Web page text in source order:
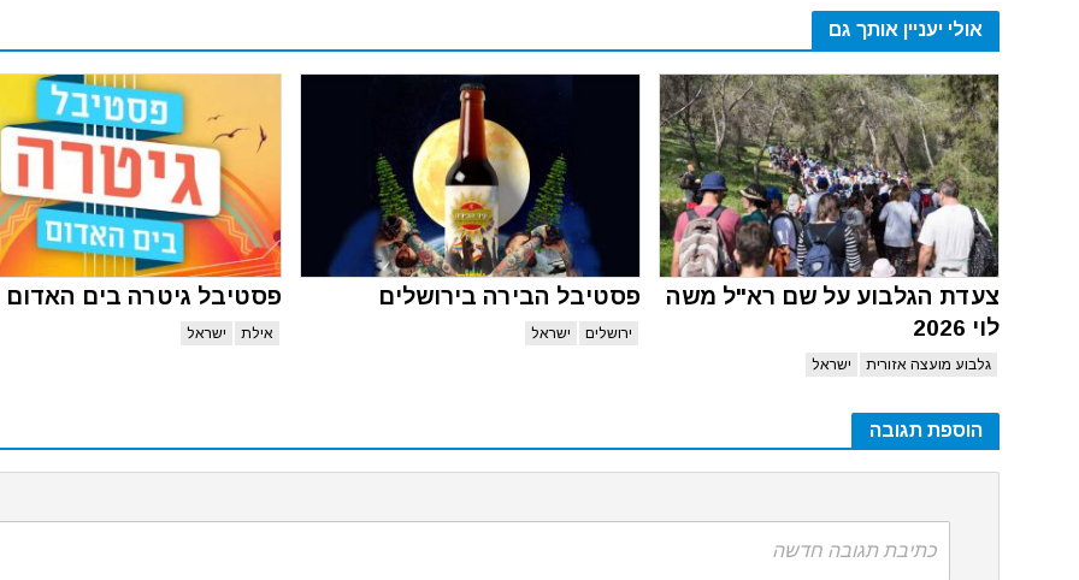
אולי יעניין אותך גם
צעדת הגלבוע על שם רא"ל משה
לוי 2026
גלבוע מועצה אזורית ישראל
פסטיבל הבירה בירושלים
ירושלים ישראל
פסטיבל גיטרה בים האדום 2027
אילת ישראל
הוספת תגובה
כתיבת תגובה חדשה